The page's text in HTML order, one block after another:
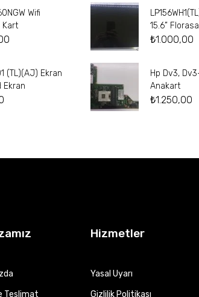
Wifi
Kart
(TL)(AJ) Ekran
Ekran
15.6”
₺1.000,00
Hp Dv3,
Anakart
₺1.250,00
Teslimat
Hizmetler
Yasal Uyarı
Gizlilik Politikası